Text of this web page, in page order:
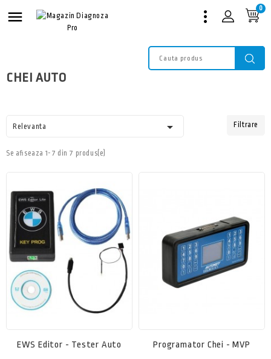
 0
CHEI AUTO
Relevanta  Filtrare
Se afiseaza 1-7 din 7 produs(e)
EWS Editor - Tester Auto Programator Chei - MVP